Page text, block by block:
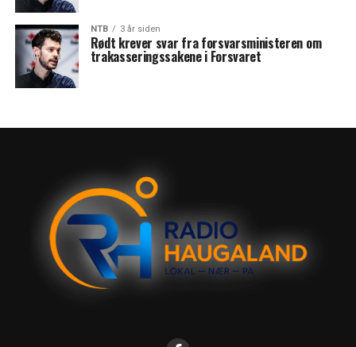
NTB 3 år siden
Rødt krever svar fra forsvarsministeren om
trakasseringssakene i Forsvaret